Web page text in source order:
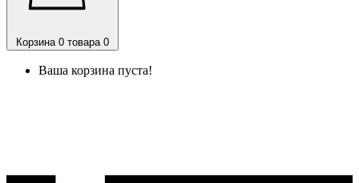
Корзина 0 товара 0
Ваша корзина пуста!